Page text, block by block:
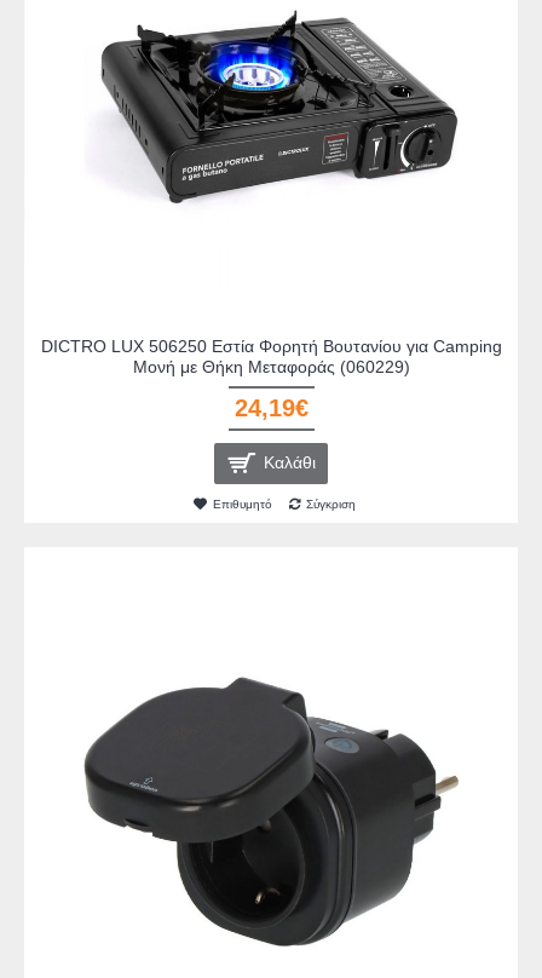
DICTRO LUX 506250 Εστία Φορητή Βουτανίου για Camping
Μονή με Θήκη Μεταφοράς (060229)
24,19€
Καλάθι
Επιθυμητό Σύγκριση